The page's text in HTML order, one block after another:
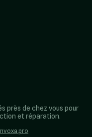
près de chez vous pour
et réparation.